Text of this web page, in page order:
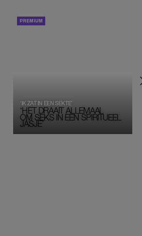
‘HET DRAAIT ALLEMAAL
OM SEKS IN EEN SPIRITUEEL
JASJE’
‘IK ZAT IN EEN SEKTE’